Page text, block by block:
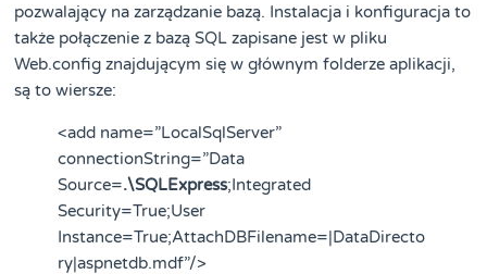
pozwalający na zarządzanie bazą. Instalacja i konfiguracja to
także połączenie z bazą SQL zapisane jest w pliku
Web.config znajdującym się w głównym folderze aplikacji,
są to wiersze:
<add name=”LocalSqlServer”
connectionString=”Data
Source=.\SQLExpress;Integrated
Security=True;User
Instance=True;AttachDBFilename=|DataDirecto
ry|aspnetdb.mdf”/>